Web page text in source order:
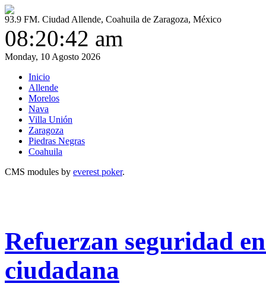
93.9 FM. Ciudad Allende, Coahuila de Zaragoza, México
08:20:42 am
Monday, 10 Agosto 2026
Inicio
Allende
Morelos
Nava
Villa Unión
Zaragoza
Piedras Negras
Coahuila
CMS modules by everest poker.
Refuerzan seguridad
ciudadana